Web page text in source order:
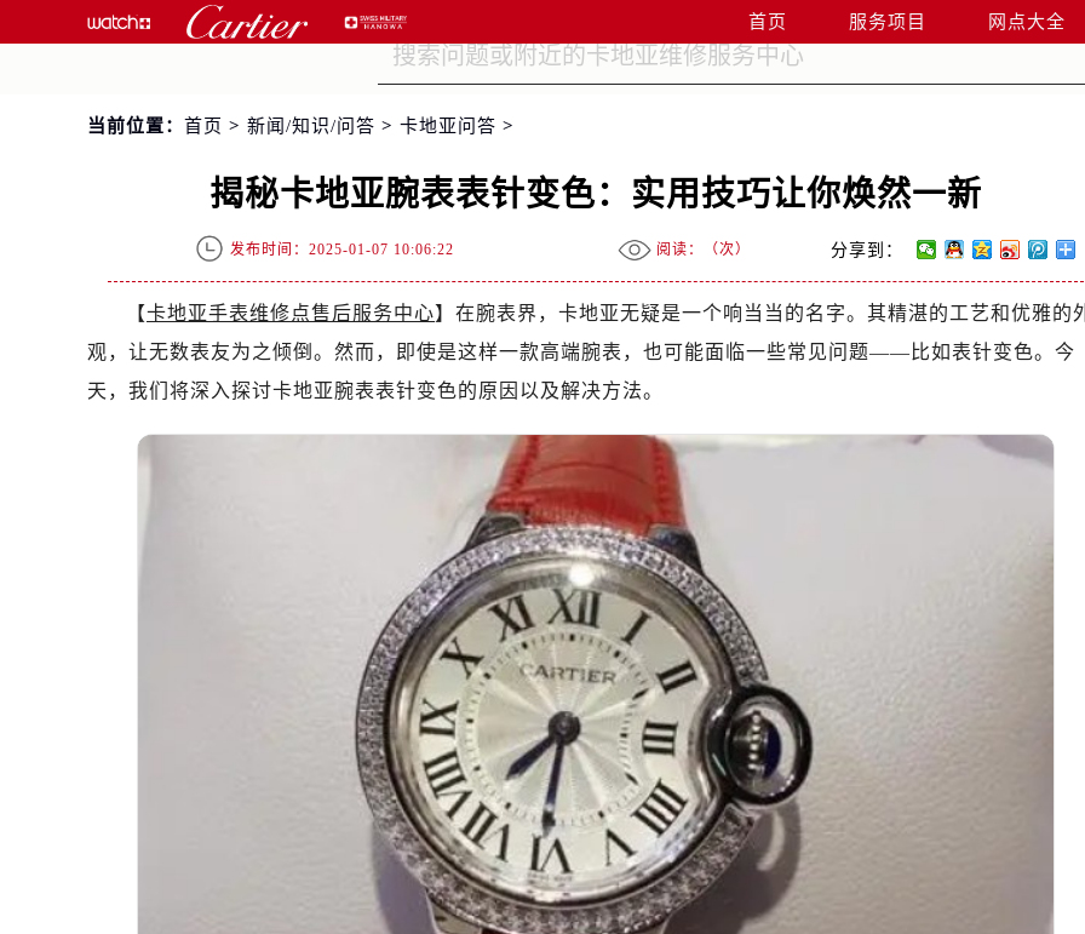
首页 服务项目 网点大全
当前位置： 首页 > 新闻/知识/问答 > 卡地亚问答 >
揭秘卡地亚腕表表针变色：实用技巧让你焕然一新
发布时间：2025-01-07 10:06:22 阅读：（次） 分享到：
【卡地亚手表维修点售后服务中心】在腕表界，卡地亚无疑是一个响当当的名字。其精湛的工艺和优雅的
观，让无数表友为之倾倒。然而，即使是这样一款高端腕表，也可能面临一些常见问题——比如表针变色。今
天，我们将深入探讨卡地亚腕表表针变色的原因以及解决方法。